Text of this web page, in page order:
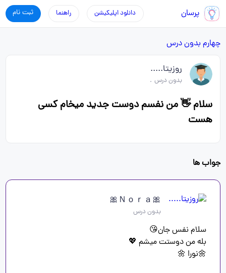
پرسان ثبت نام راهنما دانلود اپلیکیشن
چهارم بدون درس
روزیتا.....
بدون درس .
سلام 👋 من نفسم دوست جدید میخام کسی
هست
جواب ها
🎀Ｎｏｒａ🎀
بدون درس
🌼نورا 🌼